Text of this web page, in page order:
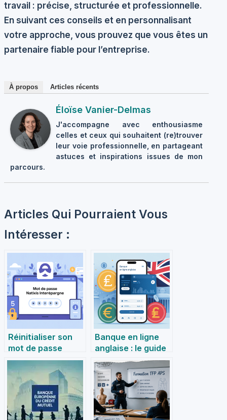
travail : précise, structurée et professionnelle.
En suivant ces conseils et en personnalisant
votre approche, vous prouvez que vous êtes un
partenaire fiable pour l’entreprise.
À propos Articles récents
Éloïse Vanier-Delmas
J'accompagne avec enthousiasme
celles et ceux qui souhaitent (re)trouver
leur voie professionnelle, en partageant
astuces et inspirations issues de mon
parcours.
Articles Qui Pourraient Vous
Intéresser :
Réinitialiser son
mot de passe
www
interepargne
natixis com : guide
pratique
Banque en ligne
anglaise : le guide
pour bien choisir
depuis la france